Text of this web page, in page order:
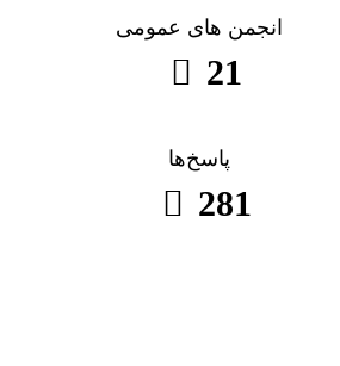
انجمن های عمومی
21
پاسخ‌ها
281